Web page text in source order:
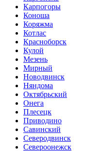
Карпогоры
Коноша
Коряжма
Котлас
Красноборск
Кулой
Мезень
Мирный
Новодвинск
Няндома
Октябрьский
Онега
Плесецк
Приводино
Савинский
Северодвинск
Североонежск